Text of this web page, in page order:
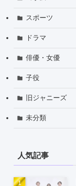
スポーツ
ドラマ
俳優・女優
子役
旧ジャニーズ
未分類
人気記事